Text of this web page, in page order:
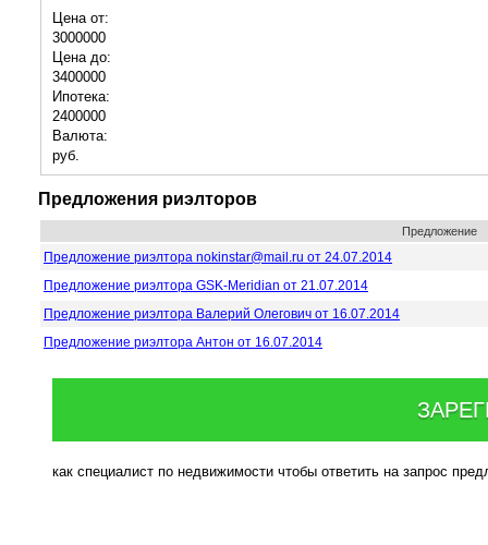
Цена от:
3000000
Цена до:
3400000
Ипотека:
2400000
Валюта:
руб.
Предложения риэлторов
Предложение
Предложение риэлтора nokinstar@mail.ru от 24.07.2014
Предложение риэлтора GSK-Meridian от 21.07.2014
Предложение риэлтора Валерий Олегович от 16.07.2014
Предложение риэлтора Антон от 16.07.2014
как специалист по недвижимости чтобы ответить на запрос